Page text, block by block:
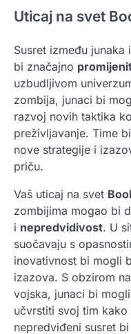
Uticaj na svet
Susret između junaka
bi značajno
uzbudljivom
zombija, junaci bi
razvoj novih taktika
preživljavanje. Time
nove strategije i
priču.
Vaš uticaj na svet
zombijima mogao bi
i nepredvidivost. U
suočavaju s
inovativnost bi mogli
izazova. S obzirom
vojska, junaci bi
učvrstiti svoj tim
nepredviđeni susret